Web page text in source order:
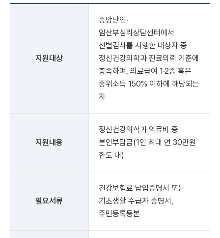
지원대상
중앙난임·
임산부심리상담센터에서
선별검사를 시행한 대상자 중
정신건강의학과 진료의뢰 기준에
충족하며, 의료급여 1·2종 혹은
중위소득 150% 이하에 해당되는
자
지원내용
정신건강의학과 의료비 중
본인부담금(1인 최대 연 30만원
한도 내)
필요서류
건강보험료 납입증명서 또는
기초생활 수급자 증명서,
주민등록등본